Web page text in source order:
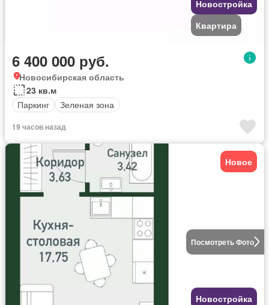
Новостройка
Квартира
6 400 000 руб.
Новосибирская область
23 кв.м
Паркинг
Зеленая зона
19 часов назад
Посмотреть Фото
Новое
Новостройка